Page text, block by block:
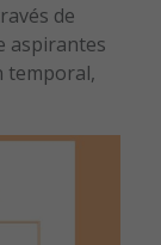
de
aspirantes
temporal,